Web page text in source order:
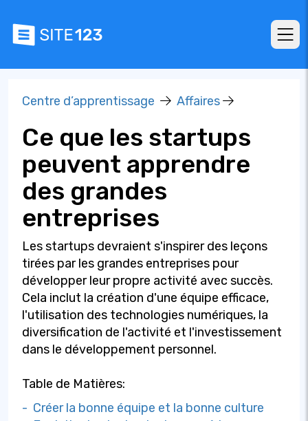
Centre d’apprentissage Affaires
Ce que les startups
peuvent apprendre
des grandes
entreprises
Les startups devraient s'inspirer des leçons
tirées par les grandes entreprises pour
développer leur propre activité avec succès.
Cela inclut la création d'une équipe efficace,
l'utilisation des technologies numériques, la
diversification de l'activité et l'investissement
dans le développement personnel.
Table de Matières:
- Créer la bonne équipe et la bonne culture